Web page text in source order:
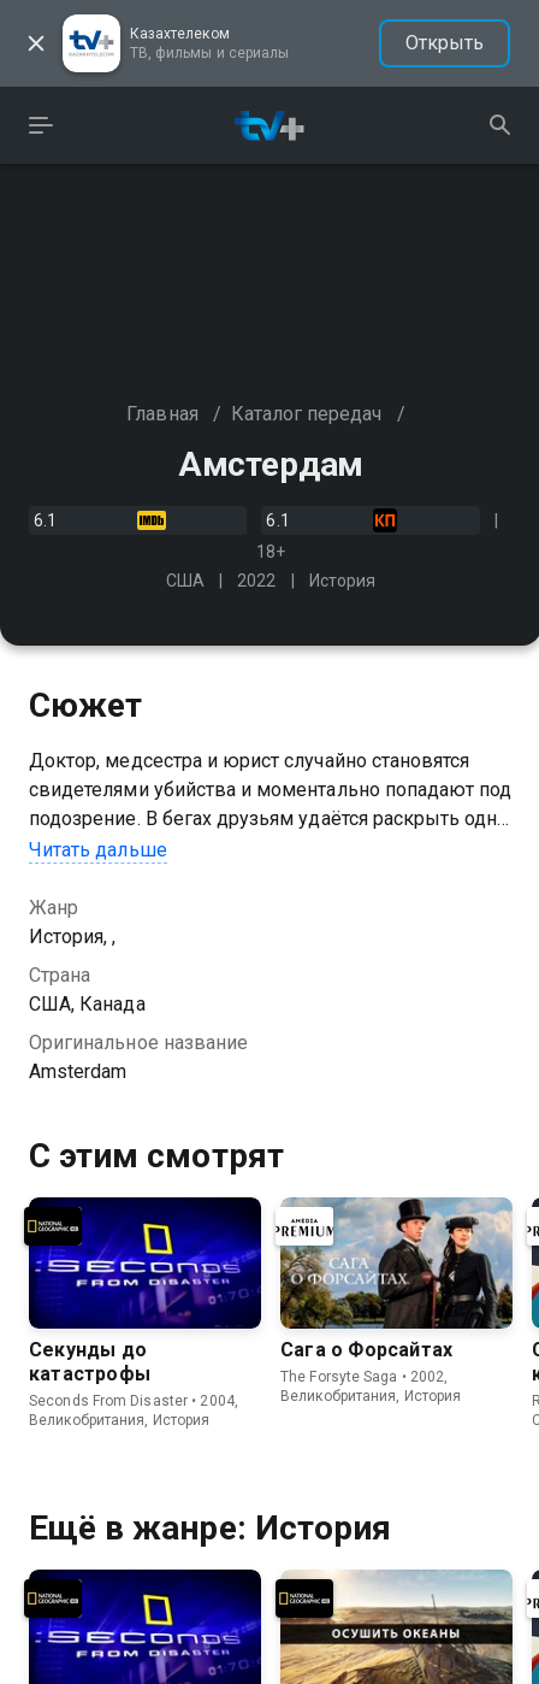
Казахтелеком
ТВ, фильмы и сериалы
Открыть
Главная / Каталог передач /
Амстердам
6.1
6.1
18+
США
2022 История
Сюжет
Доктор, медсестра и юрист случайно становятся
свидетелями убийства и моментально попадают под
подозрение. В бегах друзьям удаётся раскрыть одно
из самых дерзких преступлений века
Читать дальше
Жанр
История, ,
Страна
США, Канада
Оригинальное название
Amsterdam
С этим смотрят
Секунды до
катастрофы
Seconds From Disaster • 2004,
Великобритания, История
Сага о Форсайтах
The Forsyte Saga • 2002,
Великобритания, История
Ещё в жанре: История